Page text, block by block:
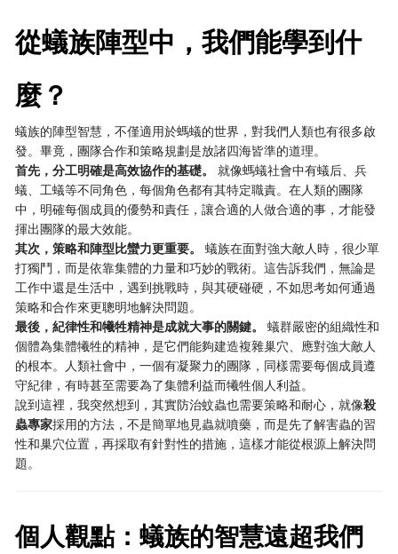
從蟻族陣型中，我們能學到什
麼？
蟻族的陣型智慧，不僅適用於螞蟻的世界，對我們人類也有很多啟
發。畢竟，團隊合作和策略規劃是放諸四海皆準的道理。
首先，分工明確是高效協作的基礎。
​ 就像螞蟻社會中有蟻后、兵
蟻、工蟻等不同角色，每個角色都有其特定職責。在人類的團隊
中，明確每個成員的優勢和責任，讓合適的人做合適的事，才能發
揮出團隊的最大效能。
其次，策略和陣型比蠻力更重要。
​ 蟻族在面對強大敵人時，很少單
打獨鬥，而是依靠集體的力量和巧妙的戰術。這告訴我們，無論是
工作中還是生活中，遇到挑戰時，與其硬碰硬，不如思考如何通過
策略和合作來更聰明地解決問題。
最後，紀律性和犧牲精神是成就大事的關鍵。
​ 蟻群嚴密的組織性和
個體為集體犧牲的精神，是它們能夠建造複雜巢穴、應對強大敵人
的根本。人類社會中，一個有凝聚力的團隊，同樣需要每個成員遵
守紀律，有時甚至需要為了集體利益而犧牲個人利益。
說到這裡，我突然想到，其實防治蚊蟲也需要策略和耐心，就像殺
蟲專家採用的方法，不是簡單地見蟲就噴藥，而是先了解害蟲的習
性和巢穴位置，再採取有針對性的措施，這樣才能從根源上解決問
題。
個人觀點：蟻族的智慧遠超我們